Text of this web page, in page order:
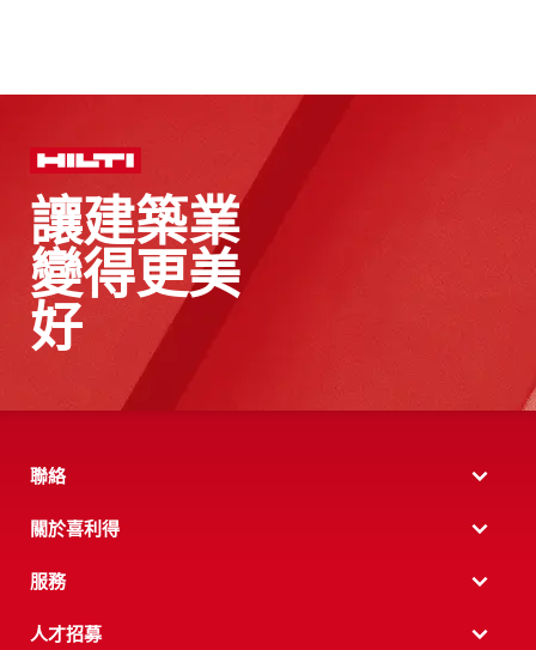
讓建築業
變得更美
好
聯絡
關於喜利得
服務
人才招募